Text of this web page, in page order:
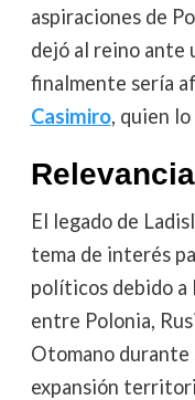
aspiraciones de
dejó al reino
finalmente sería
Casimiro, quien
El legado de
tema de interés
políticos debido a
entre Polonia,
Otomano durante
expansión